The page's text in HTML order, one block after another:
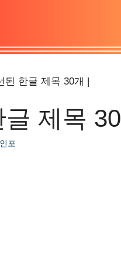
된 한글 제목 30개 |
제목
인포